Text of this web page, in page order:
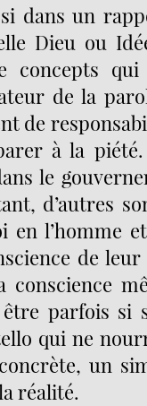
dans un
Dieu ou
concepts
de la
de
à la
le
d’autres
en l’homme
de
parfois si
qui ne
un
réalité.